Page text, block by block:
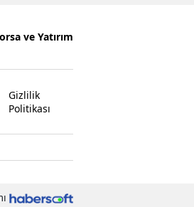
ve Yatırım
Gizlilik
Politikası